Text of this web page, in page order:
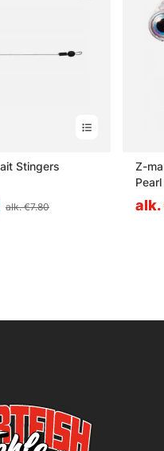
Stingers
alk. €7.80
Z-
alk.